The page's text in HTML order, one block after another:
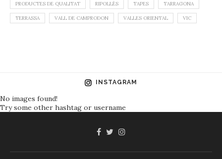
PRODUCTES DE QUALITAT RIPOLLÈS TAPES TARRAGONA
TERRASSA VALL DE CAMPRODON VALLES ORIENTAL VIC
INSTAGRAM
No images found!
Try some other hashtag or username